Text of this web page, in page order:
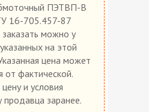
ПЭТВП-В
16-705.457-87
заказать можно у
на этой
цена может
от фактической.
и условия
продавца заранее.